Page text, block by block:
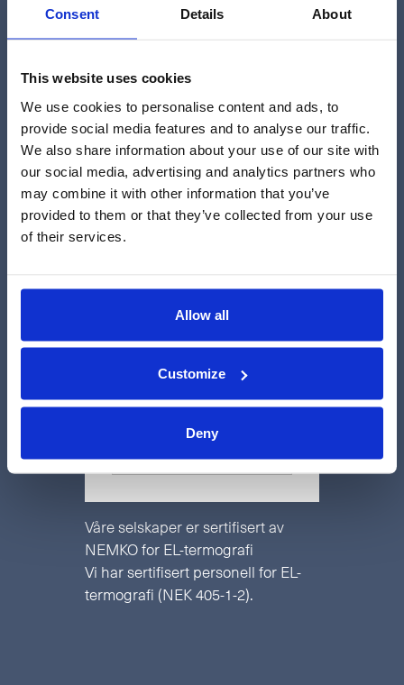
Consent Details About
This website uses cookies
We use cookies to personalise content and ads, to
provide social media features and to analyse our traffic.
We also share information about your use of our site with
our social media, advertising and analytics partners who
may combine it with other information that you’ve
provided to them or that they’ve collected from your use
of their services.
Allow all
Customize
Deny
Våre selskaper er godkjent for
opplæring
Våre selskaper er sertifisert av
NEMKO for EL-termografi
Vi har sertifisert personell for EL-
termografi (NEK 405-1-2).